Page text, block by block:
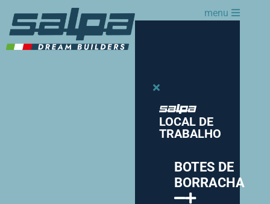
menu
LOCAL DE
TRABALHO
BOTES DE
BORRACHA